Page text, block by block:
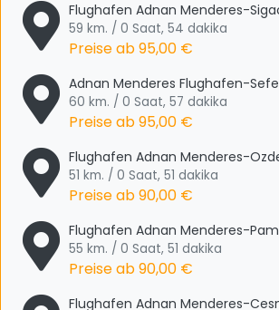
Flughafen Adnan Menderes-
59 km. / 0 Saat, 54 dakika
Preise ab95,00 €
Adnan Menderes Flughafen-
60 km. / 0 Saat, 57 dakika
Preise ab95,00 €
Flughafen Adnan Menderes-
51 km. / 0 Saat, 51 dakika
Preise ab90,00 €
Flughafen Adnan Menderes-
55 km. / 0 Saat, 51 dakika
Preise ab90,00 €
Flughafen Adnan Menderes-